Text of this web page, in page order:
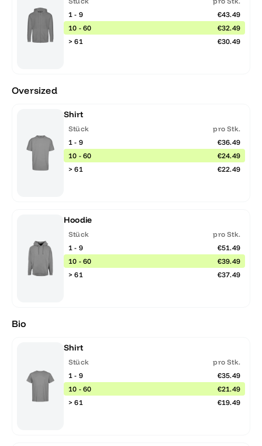
1 - 9
€43.49
10 - 60
€32.49
> 61
€30.49
Oversized
Shirt
Stück
pro Stk.
1 - 9
€36.49
10 - 60
€24.49
> 61
€22.49
Hoodie
Stück
pro Stk.
1 - 9
€51.49
10 - 60
€39.49
> 61
€37.49
Bio
Shirt
Stück
pro Stk.
1 - 9
€35.49
10 - 60
€21.49
> 61
€19.49